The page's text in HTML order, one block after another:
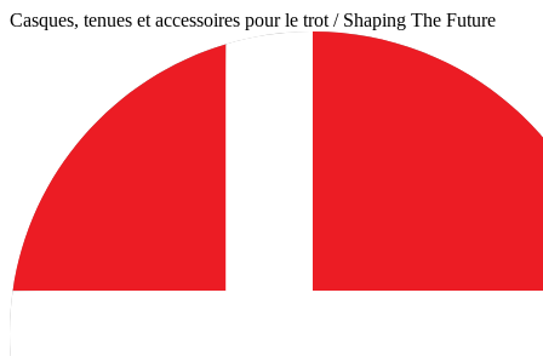
Aller
Casques, tenues et accessoires pour le trot / Shaping The Future